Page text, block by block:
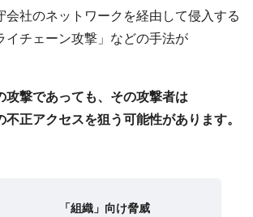
会社の​ネットワークを​経由して​侵入する​
イチェーン攻撃」などの​手法が​
攻撃であっても、​その​攻撃者は​
正アクセスを​狙う​可能性が​あります。
「組織」​向け脅威